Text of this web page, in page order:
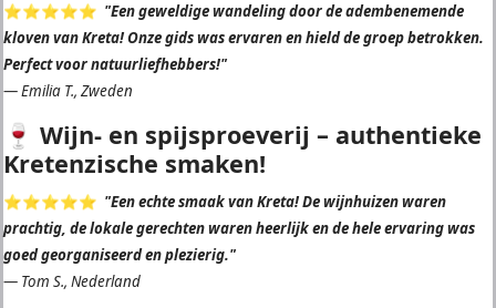
⭐️⭐️⭐️⭐️⭐️ "Een geweldige wandeling door de adembenemende
kloven van Kreta! Onze gids was ervaren en hield de groep betrokken.
Perfect voor natuurliefhebbers!"
—Emilia T., Zweden
🍷 Wijn- en spijsproeverij – authentieke
Kretenzische smaken!
⭐️⭐️⭐️⭐️⭐️ "Een echte smaak van Kreta! De wijnhuizen waren
prachtig, de lokale gerechten waren heerlijk en de hele ervaring was
goed georganiseerd en plezierig."
— Tom S., Nederland